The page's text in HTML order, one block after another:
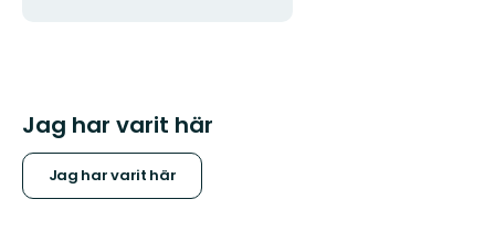
Jag har varit här
Jag har varit här